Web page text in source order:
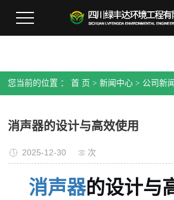
您当前的位置 ：首 页 >新闻中心 > 公司新闻
消声器的设计与高效使用
2025-12-30 次
消声器的设计与